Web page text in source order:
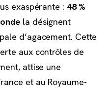
exaspérante : 48 %
la désignent
d’agacement. Cette
aux contrôles de
attise une
et au Royaume-